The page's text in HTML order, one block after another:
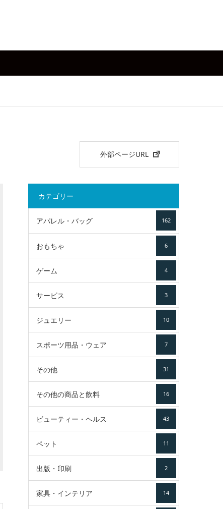
外部ページURL
カテゴリー
アパレル・バッグ 162
おもちゃ 6
ゲーム 4
サービス 3
ジュエリー 10
スポーツ用品・ウェア 7
その他 31
その他の商品と飲料 16
ビューティー・ヘルス 43
ペット 11
出版・印刷 2
家具・インテリア 14